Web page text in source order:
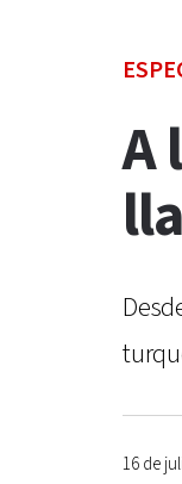
A
16 de